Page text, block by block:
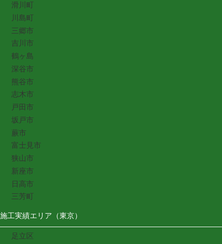
滑川町
川島町
三郷市
吉川市
鶴ヶ島
深谷市
熊谷市
志木市
戸田市
坂戸市
蕨市
富士見市
狭山市
新座市
日高市
三芳町
施工実績エリア（東京）
足立区